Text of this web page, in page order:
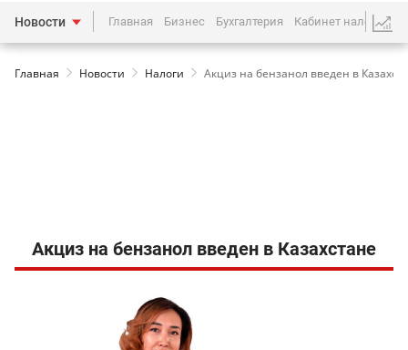
Новости Главная Бизнес Бухгалтерия Кабинет
Главная Новости Налоги Акциз на бензанол введен в
Акциз на бензанол введен в Казахстане